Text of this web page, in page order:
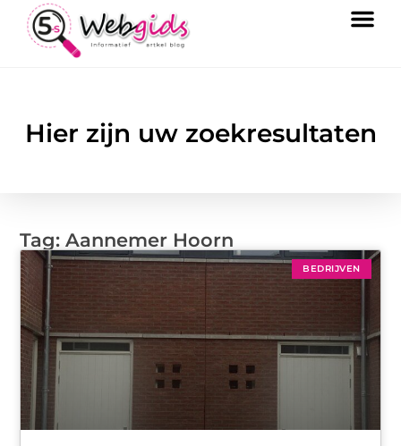
Hier zijn uw zoekresultaten
Tag: Aannemer Hoorn
BEDRIJVEN